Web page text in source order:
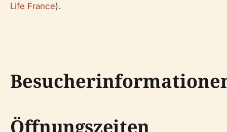
Life France).
Öffnungszeiten